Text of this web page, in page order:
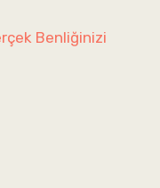
Benliğinizi